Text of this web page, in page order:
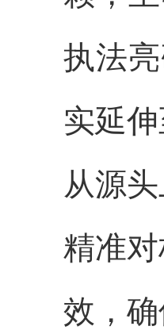
执法
实延
从源
精准
效，